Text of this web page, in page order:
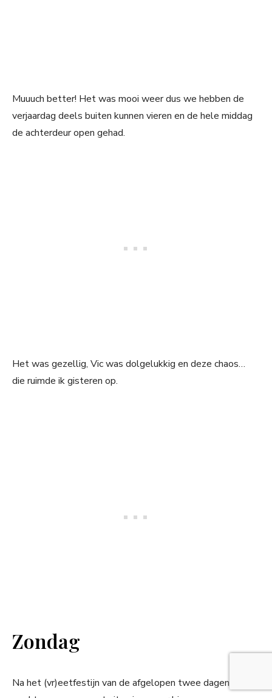
Muuuch better! Het was mooi weer dus we hebben de
verjaardag deels buiten kunnen vieren en de hele middag
de achterdeur open gehad.
Het was gezellig, Vic was dolgelukkig en deze chaos…
die ruimde ik gisteren op.
Zondag
Na het (vr)eetfestijn van de afgelopen twee dagen